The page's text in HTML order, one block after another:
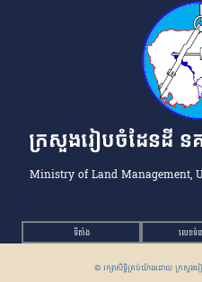
ក្រសួងរៀបចំដែនដី
Ministry of Land Management,
ទីតាំង លេខទំ
© រក្សាសិទ្ធិគ្រប់យ៉ាងដោយ ក្រសួ